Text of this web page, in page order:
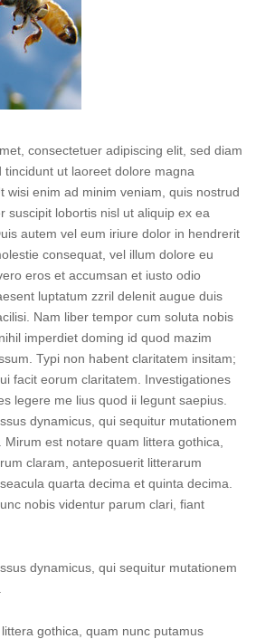
consectetuer adipiscing elit, sed diam
tincidunt ut laoreet dolore magna
wisi enim ad minim veniam, quis nostrud
suscipit lobortis nisl ut aliquip ex ea
autem vel eum iriure dolor in hendrerit
consequat, vel illum dolore eu
eros et accumsan et iusto odio
luptatum zzril delenit augue duis
Nam liber tempor cum soluta nobis
imperdiet doming id quod mazim
Typi non habent claritatem insitam;
facit eorum claritatem. Investigationes
legere me lius quod ii legunt saepius.
dynamicus, qui sequitur mutationem
est notare quam littera gothica,
claram, anteposuerit litterarum
quarta decima et quinta decima.
nobis videntur parum clari, fiant
dynamicus, qui sequitur mutationem
gothica, quam nunc putamus